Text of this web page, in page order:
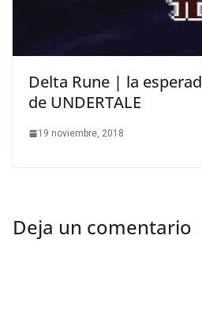
Delta Rune | la
de UNDERTALE
19 noviembre, 2018
Deja un comentario